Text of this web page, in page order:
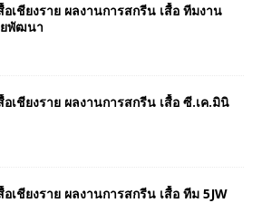
อเชียงราย ผลงานการสกรีน เสื้อ ทีมงาน
พัฒนา
อเชียงราย ผลงานการสกรีน เสื้อ ซี.เค.มินิ
อเชียงราย ผลงานการสกรีน เสื้อ ทีม 5JW